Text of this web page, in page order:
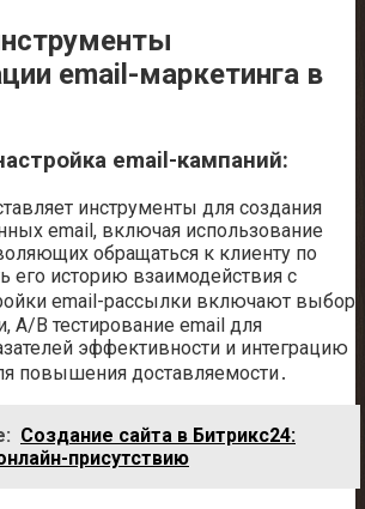
email-маркетинга в
email-кампаний:
инструменты для создания
email, включая использование
обращаться к клиенту по
его историю взаимодействия с
email-рассылки включают выбор
A/B тестирование email для
эффективности и интеграцию
повышения доставляемости․
Создание сайта в Битрикс24:
присутствию